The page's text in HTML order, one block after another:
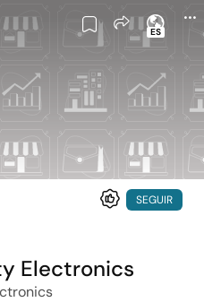
ES
SEGUIR
Electronics